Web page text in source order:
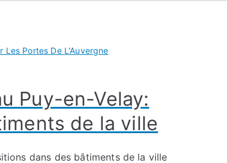
Les Portes De L'Auvergne
Puy-en-Velay:
de la ville